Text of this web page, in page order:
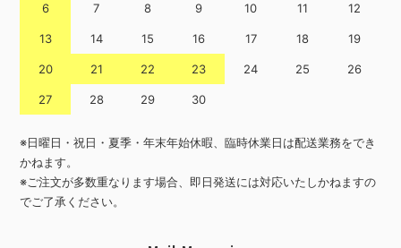
6 7 8 9 10 11 12
13 14 15 16 17 18 19
20 21 22 23 24 25 26
27 28 29 30
※日曜日・祝日・夏季・年末年始休暇、臨時休業日は配送業務をでき
かねます。
※ご注文が多数重なります場合、即日発送には対応いたしかねますの
でご了承ください。